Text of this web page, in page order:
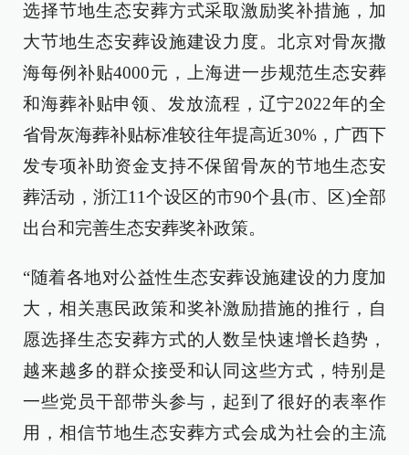
选择节地生态安葬方式采取激励奖补措施，加
大节地生态安葬设施建设力度。北京对骨灰撒
海每例补贴4000元，上海进一步规范生态安葬
和海葬补贴申领、发放流程，辽宁2022年的全
省骨灰海葬补贴标准较往年提高近30%，广西下
发专项补助资金支持不保留骨灰的节地生态安
葬活动，浙江11个设区的市90个县(市、区)全部
出台和完善生态安葬奖补政策。
“随着各地对公益性生态安葬设施建设的力度加
大，相关惠民政策和奖补激励措施的推行，自
愿选择生态安葬方式的人数呈快速增长趋势，
越来越多的群众接受和认同这些方式，特别是
一些党员干部带头参与，起到了很好的表率作
用，相信节地生态安葬方式会成为社会的主流